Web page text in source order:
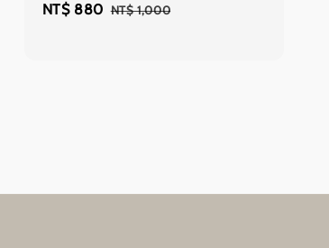
Sale
NT$ 880 Regular
NT$ 1,000